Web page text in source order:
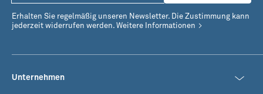
Unternehmen
Erhalten Sie regelmäßig unseren Newsletter. Die Zustimmung kann
jederzeit widerrufen werden. Weitere Informationen